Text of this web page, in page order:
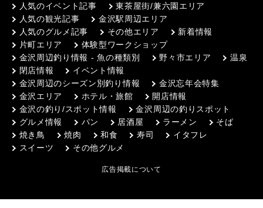
人気のイベント記事
東茶屋街/兼六園エリア
人気の観光記事
金沢駅周辺エリア
人気のグルメ記事
その他エリア
新着情報
片町エリア
体験型ワークショップ
金沢周辺釣り情報 - 魚の種類別
野々市エリア
温泉
閉店情報
イベント情報
金沢周辺のシーズン別釣り情報
金沢忘年会特集
金沢エリア
ホテル・旅館
開店情報
金沢の釣り/スポット情報
金沢周辺の釣りスポット
グルメ情報
パン 居酒屋 ラーメン
そば
焼き鳥
焼肉 和食 寿司
イタフレ
スイーツ
その他グルメ
広告掲載について